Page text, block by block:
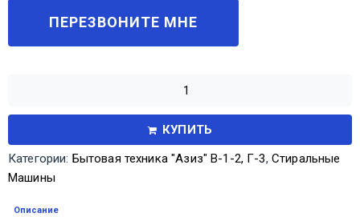
КУПИТЬ
Категории: Бытовая техника "Азиз" В-1-2, Г-3, Стиральные
Машины
Описание